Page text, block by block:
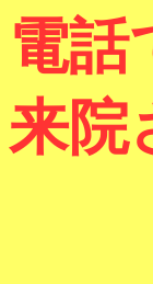
電話
来院